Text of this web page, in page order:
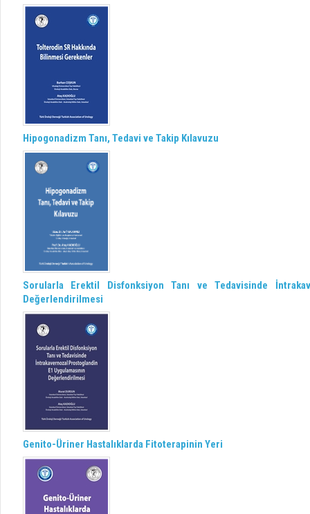
Hipogonadizm Tanı, Tedavi ve Takip Kılavuzu
Sorularla Erektil Disfonksiyon Tanı ve Tedavisinde
Değerlendirilmesi
Genito-Üriner Hastalıklarda Fitoterapinin Yeri